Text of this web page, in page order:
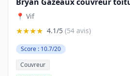
📍 Vif
★★★★ 4.1/5 (54 avis)
Score : 10.7/20
Couvreur